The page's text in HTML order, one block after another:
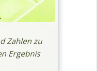
Zahlen zu
Ergebnis